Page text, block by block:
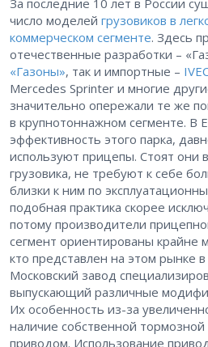
За последние 10 лет в России
число моделей грузовиков в
коммерческом сегменте. Здесь
отечественные разработки –
«Газоны», так и импортные –
Mercedes Sprinter и многие
значительно опережали те же
в крупнотоннажном сегменте. В
эффективность этого парка,
используют прицепы. Стоят они
грузовика, не требуют к себе
близки к ним по
подобная практика скорее
потому производители
сегмент ориентированы крайне
кто представлен на этом рынке
Московский завод
выпускающий различные
Их особенность из-за
наличие собственной
приводом. Использование